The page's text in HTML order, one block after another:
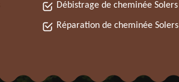
Débistrage de cheminée Solers
Réparation de cheminée Solers